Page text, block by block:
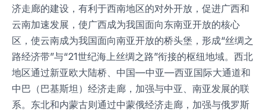
济走廊的建设，有利于西南地区的对外开放，促进广西和
云南加速发展，使广西成为我国面向东南亚开放的核心
区，使云南成为我国面向南亚开放的桥头堡，形成“丝绸之
路经济带”与“21世纪海上丝绸之路”衔接的枢纽地域。西北
地区通过新亚欧大陆桥、中国—中亚—西亚国际大通道和
中巴（巴基斯坦）经济走廊，加强与中亚、南亚发展的联
系。东北和内蒙古则通过中蒙俄经济走廊，加强与俄罗斯